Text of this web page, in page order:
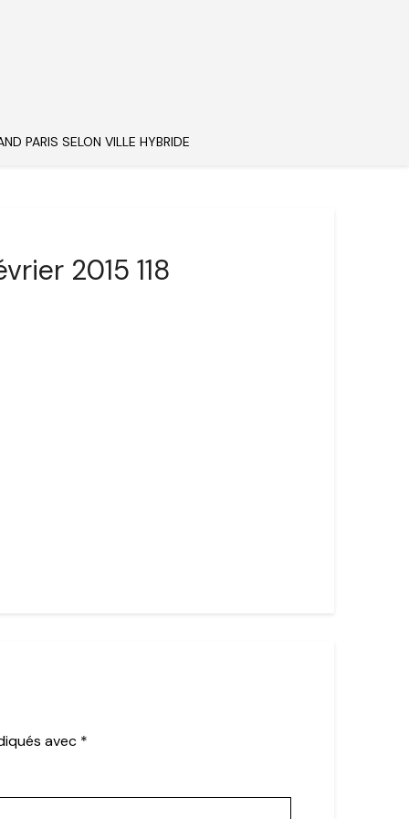
PARIS SELON VILLE HYBRIDE
2015 118
avec *